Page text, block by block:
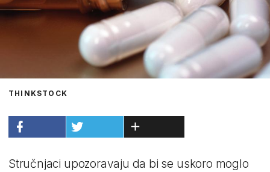
THINKSTOCK
Stručnjaci upozoravaju da bi se uskoro moglo